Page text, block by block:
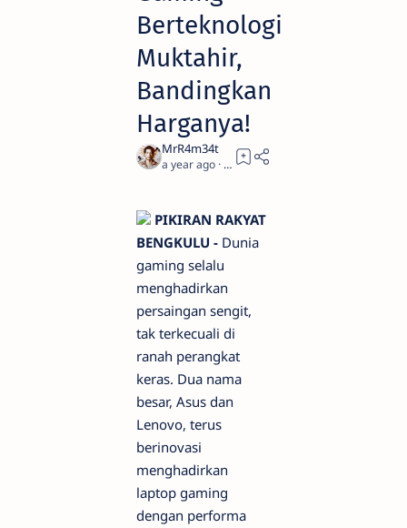
Berteknologi
Muktahir,
Bandingkan
Harganya!
a year ago 5
PIKIRAN RAKYAT
BENGKULU - Dunia
gaming selalu
menghadirkan
persaingan sengit,
tak terkecuali di
ranah perangkat
keras. Dua nama
besar, Asus dan
Lenovo, terus
berinovasi
menghadirkan
laptop gaming
dengan performa